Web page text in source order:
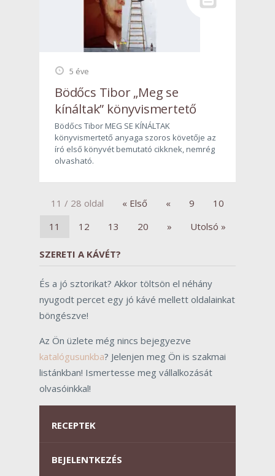
5 éve
Bödőcs Tibor „Meg se
kínáltak” könyvismertető
Bödőcs Tibor MEG SE KÍNÁLTAK
könyvismertető anyaga szoros követője az
író első könyvét bemutató cikknek, nemrég
olvasható.
11 / 28 oldal « Első « 9
10
11
12 13 20 » Utolsó »
SZERETI A KÁVÉT?
És a jó sztorikat? Akkor töltsön el néhány
nyugodt percet egy jó kávé mellett oldalainkat
böngészve!
Az Ön üzlete még nincs bejegyezve
katalógusunkba? Jelenjen meg Ön is szakmai
listánkban! Ismertesse meg vállalkozását
olvasóinkkal!
RECEPTEK
BEJELENTKEZÉS